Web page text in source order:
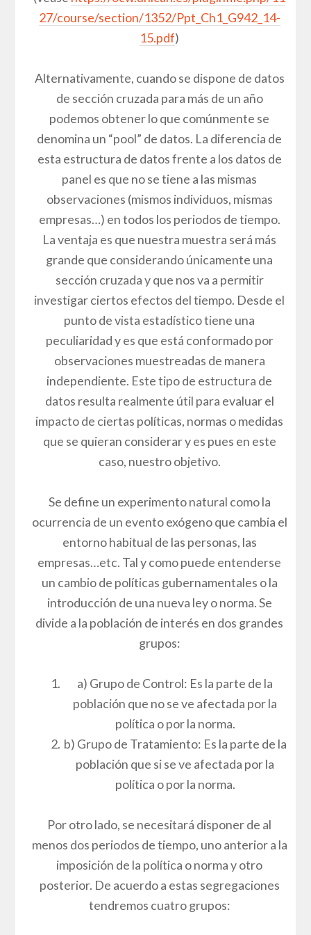
27/course/section/1352/Ppt_Ch1_G942_14-
15.pdf)
Alternativamente, cuando se dispone de datos
de sección cruzada para más de un año
podemos obtener lo que comúnmente se
denomina un “pool” de datos. La diferencia de
esta estructura de datos frente a los datos de
panel es que no se tiene a las mismas
observaciones (mismos individuos, mismas
empresas…) en todos los periodos de tiempo.
La ventaja es que nuestra muestra será más
grande que considerando únicamente una
sección cruzada y que nos va a permitir
investigar ciertos efectos del tiempo. Desde el
punto de vista estadístico tiene una
peculiaridad y es que está conformado por
observaciones muestreadas de manera
independiente. Este tipo de estructura de
datos resulta realmente útil para evaluar el
impacto de ciertas políticas, normas o medidas
que se quieran considerar y es pues en este
caso, nuestro objetivo.
Se define un experimento natural como la
ocurrencia de un evento exógeno que cambia el
entorno habitual de las personas, las
empresas…etc. Tal y como puede entenderse
un cambio de políticas gubernamentales o la
introducción de una nueva ley o norma. Se
divide a la población de interés en dos grandes
grupos:
a) Grupo de Control: Es la parte de la
población que no se ve afectada por la
política o por la norma.
b) Grupo de Tratamiento: Es la parte de la
población que si se ve afectada por la
política o por la norma.
Por otro lado, se necesitará disponer de al
menos dos periodos de tiempo, uno anterior a la
imposición de la política o norma y otro
posterior. De acuerdo a estas segregaciones
tendremos cuatro grupos: